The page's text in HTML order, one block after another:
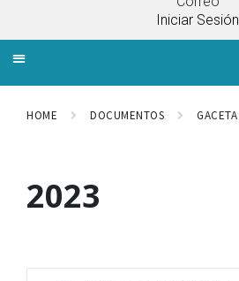
Iniciar Sesión
HOME DOCUMENTOS GACETA
2023